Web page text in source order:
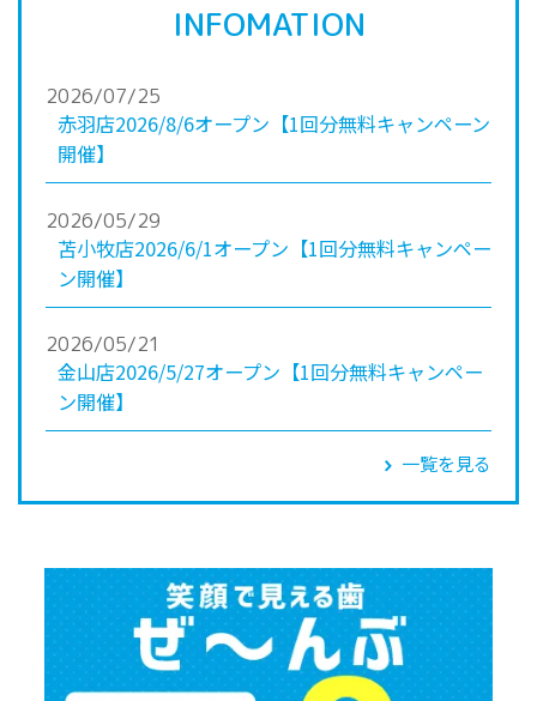
INFOMATION
2026/07/25
赤羽店2026/8/6オープン【1回分無料キャンペーン
開催】
2026/05/29
苫小牧店2026/6/1オープン【1回分無料キャンペー
ン開催】
2026/05/21
金山店2026/5/27オープン【1回分無料キャンペー
ン開催】
一覧を見る